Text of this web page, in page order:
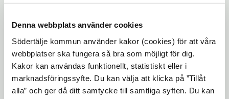
Denna webbplats använder cookies
Södertälje kommun använder kakor (cookies) för att våra
webbplatser ska fungera så bra som möjligt för dig.
Kakor kan användas funktionellt, statistiskt eller i
marknadsföringssyfte. Du kan välja att klicka på ”Tillåt
alla” och ger då ditt samtycke till samtliga syften. Du kan
Torbjörn är en omtyckt chef i kommunen
och han väljer själv att nu gå mot nya
utmaningar.
Med sitt idrottsintresse och sin bakgrund
som kulturarbetare – Neiman är bland